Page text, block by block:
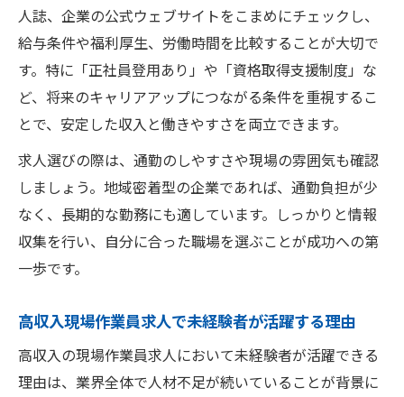
人誌、企業の公式ウェブサイトをこまめにチェックし、
給与条件や福利厚生、労働時間を比較することが大切で
す。特に「正社員登用あり」や「資格取得支援制度」な
ど、将来のキャリアアップにつながる条件を重視するこ
とで、安定した収入と働きやすさを両立できます。
求人選びの際は、通勤のしやすさや現場の雰囲気も確認
しましょう。地域密着型の企業であれば、通勤負担が少
なく、長期的な勤務にも適しています。しっかりと情報
収集を行い、自分に合った職場を選ぶことが成功への第
一歩です。
高収入現場作業員求人で未経験者が活躍する理由
高収入の現場作業員求人において未経験者が活躍できる
理由は、業界全体で人材不足が続いていることが背景に